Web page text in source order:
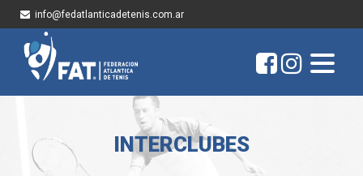
info@fedatlanticadetenis.com.ar
INTERCLUBES